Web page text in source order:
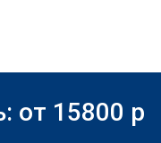
от 15800 p